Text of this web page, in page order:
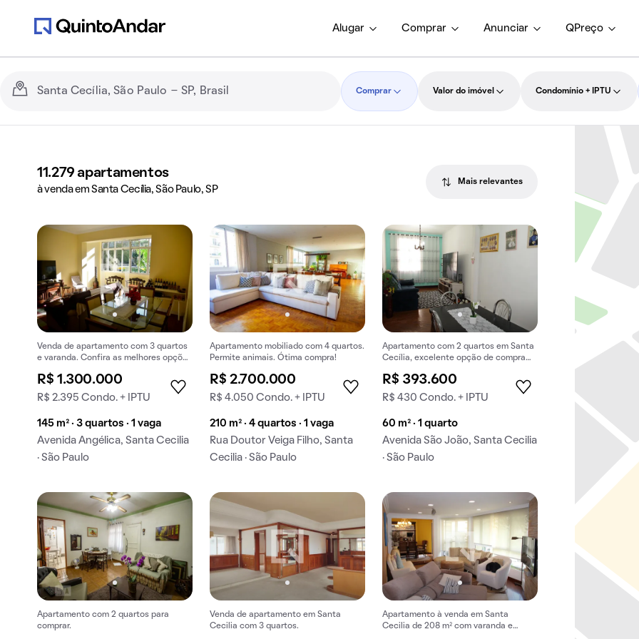
Alugar Comprar Anunciar QPreço
Comprar Valor do imóvel Condomínio + IPTU
11.279 apartamentos
à venda em Santa Cecília, São Paulo, SP
Mais relevantes
Venda de apartamento com 3 quartos
e varanda. Confira as melhores opções
R$ 1.300.000
R$ 2.395 Condo. + IPTU
145 m² · 3 quartos · 1 vaga
Avenida Angélica, Santa Cecilia
· São Paulo
Apartamento mobiliado com 4 quartos.
Permite animais. Ótima compra!
R$ 2.700.000
R$ 4.050 Condo. + IPTU
210 m² · 4 quartos · 1 vaga
Rua Doutor Veiga Filho, Santa
Cecilia · São Paulo
Apartamento com 2 quartos em Santa
Cecília, excelente opção de compra
localizado.
R$ 393.600
R$ 430 Condo. + IPTU
60 m² · 1 quarto
Avenida São João, Santa Cecilia
· São Paulo
Apartamento com 2 quartos para
comprar.
Venda de apartamento em Santa
Cecilia com 3 quartos.
Apartamento à venda em Santa
Cecilia de 208 m² com varanda e